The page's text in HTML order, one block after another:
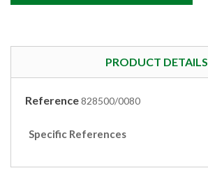
PRODUCT DETAILS
Reference828500/0080
Specific References